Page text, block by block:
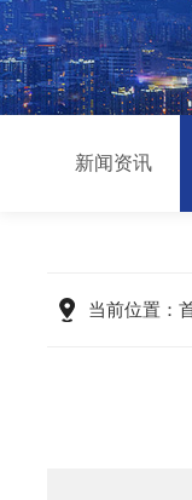
新闻资讯
当前位置：